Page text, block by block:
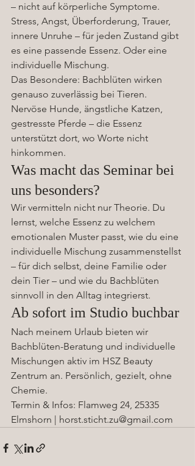
– nicht auf körperliche Symptome.
Stress, Angst, Überforderung, Trauer,
innere Unruhe – für jeden Zustand gibt
es eine passende Essenz. Oder eine
individuelle Mischung.
Das Besondere: Bachblüten wirken
genauso zuverlässig bei Tieren.
Nervöse Hunde, ängstliche Katzen,
gestresste Pferde – die Essenz
unterstützt dort, wo Worte nicht
hinkommen.
Was macht das Seminar bei
uns besonders?
Wir vermitteln nicht nur Theorie. Du
lernst, welche Essenz zu welchem
emotionalen Muster passt, wie du eine
individuelle Mischung zusammenstellst
– für dich selbst, deine Familie oder
dein Tier – und wie du Bachblüten
sinnvoll in den Alltag integrierst.
Ab sofort im Studio buchbar
Nach meinem Urlaub bieten wir
Bachblüten-Beratung und individuelle
Mischungen aktiv im HSZ Beauty
Zentrum an. Persönlich, gezielt, ohne
Chemie.
Termin & Infos: Flamweg 24, 25335
Elmshorn | horst.sticht.zu@gmail.com